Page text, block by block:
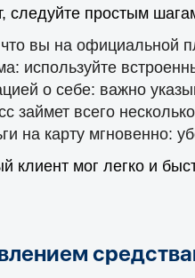
следуйте простым
вы на официальной
используйте
о себе: важно
займет всего
на карту мгновенно:
клиент мог легко и